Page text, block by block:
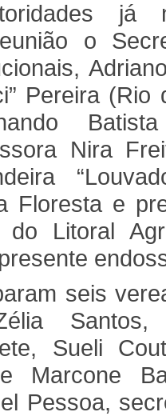
já
o
Pereira
Nira
Floresta e
do Litoral
seis
Santos,
Sueli
Marcone
Pessoa,